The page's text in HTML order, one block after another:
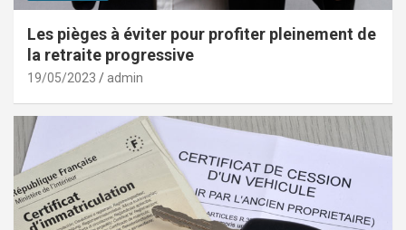
Les pièges à éviter pour profiter pleinement de
la retraite progressive
19/05/2023 admin